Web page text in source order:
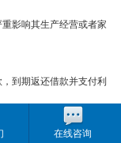
影响其生产经营或者家
到期返还借款并支付利
之间借款另有约定的除
在线咨询